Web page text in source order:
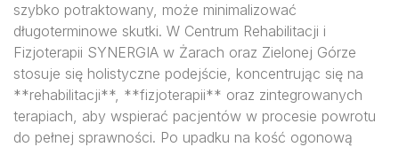
szybko potraktowany, może minimalizować
długoterminowe skutki. W Centrum Rehabilitacji i
Fizjoterapii SYNERGIA w Żarach oraz Zielonej Górze
stosuje się holistyczne podejście, koncentrując się na
**rehabilitacji**, **fizjoterapii** oraz zintegrowanych
terapiach, aby wspierać pacjentów w procesie powrotu
do pełnej sprawności. Po upadku na kość ogonową